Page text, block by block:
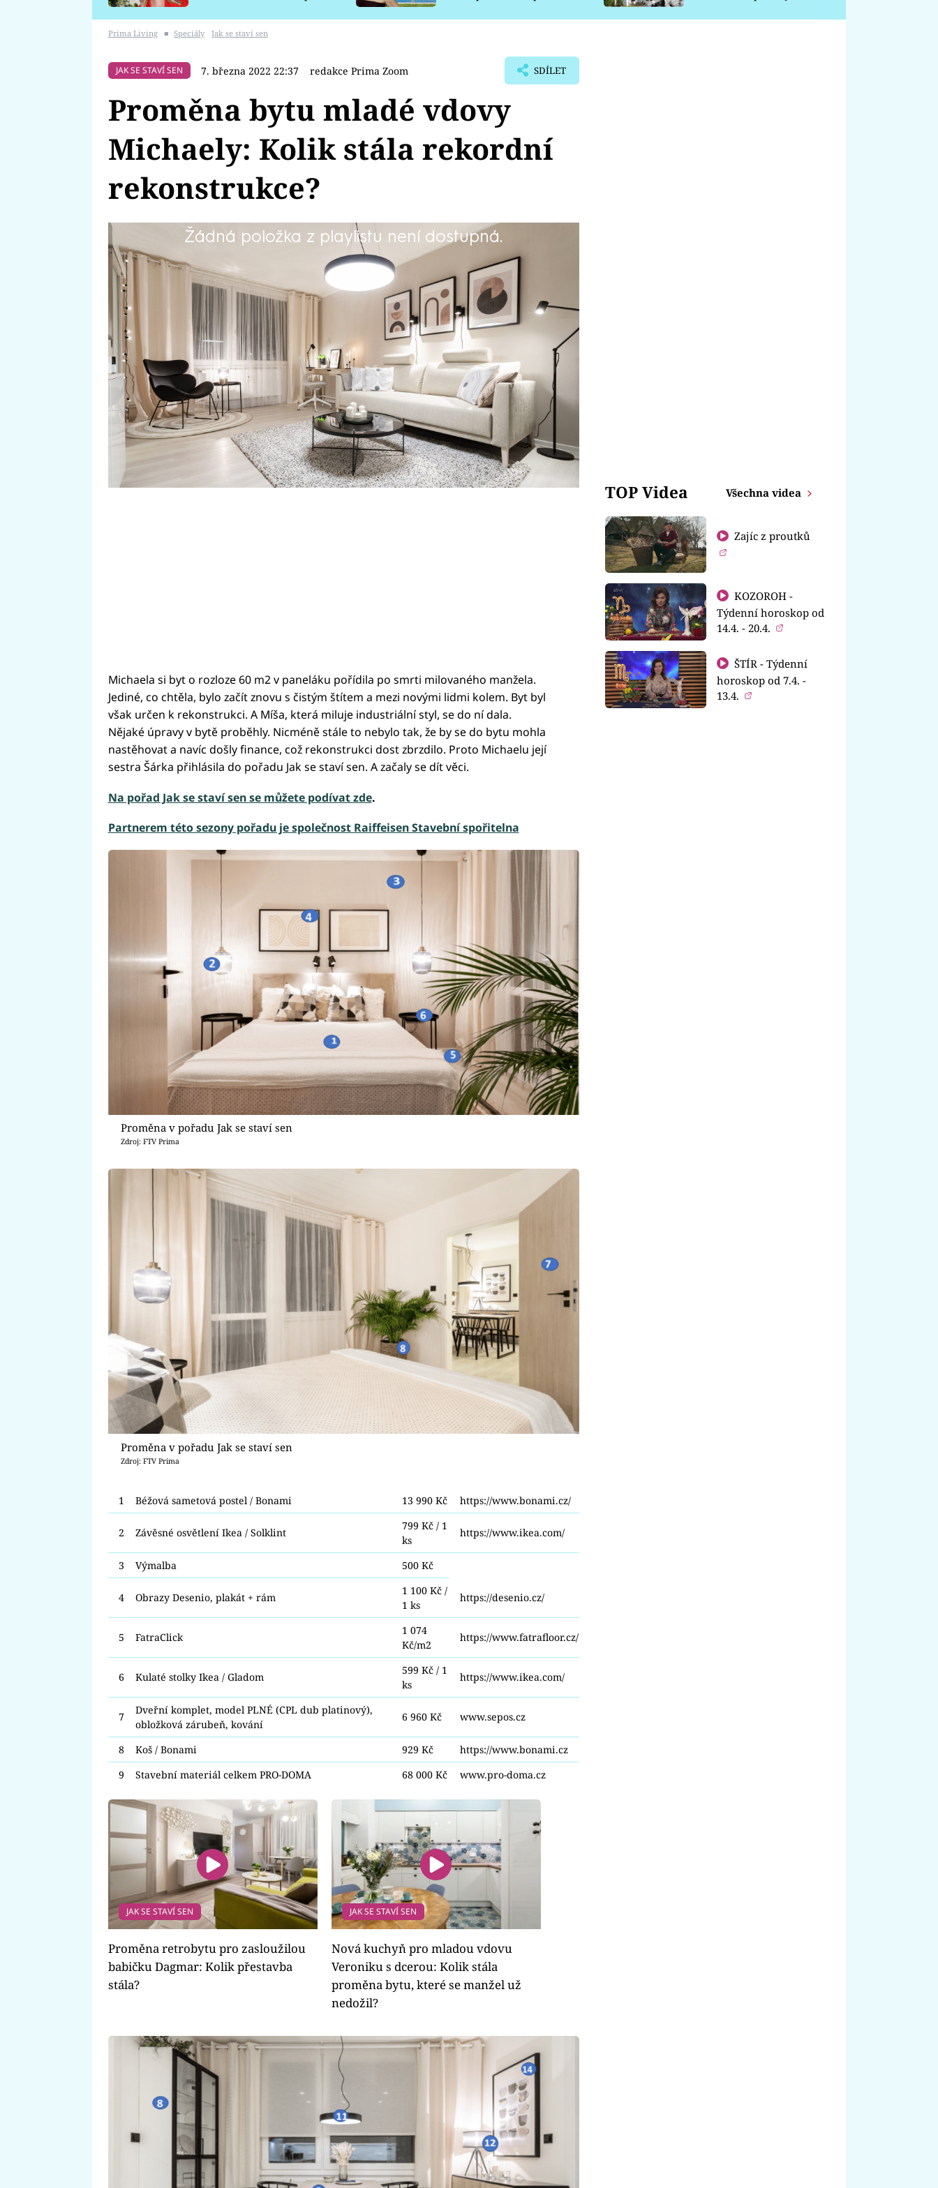
Prima Living ■ Speciály Jak se staví sen
JAK SE STAVÍ SEN 7. března 2022 22:37 redakce Prima Zoom SDÍLET
Proměna bytu mladé vdovy
Michaely: Kolik stála rekordní
rekonstrukce?
Žádná položka z playlistu není dostupná.
Chtěla by začít nový život, ale nemůže. Paní Michaela se ve svém
mladém věku stala vdovou. Její manžel podlehl zákeřné nemoci, která
ho sužovala dlouhou dobu. Proto se rozhodla odejít z města, kde
společně žili, a začít znovu. Uniknout pohledům sousedů. Avšak byt,
který si Michaela pořídila, na bydlení nebyl připravený. Ale jen do té
doby, než na scénu přišly designérky z pořadu Jak se staví sen
Veronika a Renata, které si musely poradit nejenom se záludnostmi
Míšina bytu, ale také s covidem, který proměnu poprvé v historii
vysílání zdržel a opozdil předání.
Michaela si byt o rozloze 60 m2 v paneláku pořídila po smrti milovaného manžela.
Jediné, co chtěla, bylo začít znovu s čistým štítem a mezi novými lidmi kolem. Byt byl
však určen k rekonstrukci. A Míša, která miluje industriální styl, se do ní dala.
Nějaké úpravy v bytě proběhly. Nicméně stále to nebylo tak, že by se do bytu mohla
nastěhovat a navíc došly finance, což rekonstrukci dost zbrzdilo. Proto Michaelu její
sestra Šárka přihlásila do pořadu Jak se staví sen. A začaly se dít věci.
Na pořad Jak se staví sen se můžete podívat zde.
Partnerem této sezony pořadu je společnost Raiffeisen Stavební spořitelna
Proměna v pořadu Jak se staví sen
Zdroj: FTV Prima
Proměna v pořadu Jak se staví sen
Zdroj: FTV Prima
1 Béžová sametová postel / Bonami 13 990 Kč https://www.bonami.cz/
2 Závěsné osvětlení Ikea / Solklint
799 Kč / 1
ks
https://www.ikea.com/
3 Výmalba 500 Kč
4 Obrazy Desenio, plakát + rám
1 100 Kč /
1 ks
https://desenio.cz/
5 FatraClick
1 074
Kč/m2
https://www.fatrafloor.cz/
6 Kulaté stolky Ikea / Gladom
599 Kč / 1
ks
https://www.ikea.com/
7
Dveřní komplet, model PLNÉ (CPL dub platinový),
obložková zárubeň, kování
6 960 Kč www.sepos.cz
8 Koš / Bonami 929 Kč
https://www.bonami.cz
9
Stavební materiál celkem PRO-DOMA 68 000 Kč www.pro-doma.cz
JAK SE STAVÍ SEN
Proměna retrobytu pro zasloužilou
babičku Dagmar: Kolik přestavba
stála?
JAK SE STAVÍ SEN
Nová kuchyň pro mladou vdovu
Veroniku s dcerou: Kolik stála
proměna bytu, které se manžel už
nedožil?
TOP Videa Všechna videa
Zajíc z proutků
KOZOROH -
Týdenní horoskop od
14.4. - 20.4.
ŠTÍR - Týdenní
horoskop od 7.4. -
13.4.